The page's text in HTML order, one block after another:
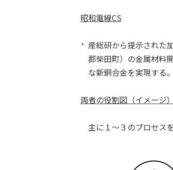
昭和電線CS
産総研から提示された
郡柴田町）の金属材料
な新銅合金を実現する。
両者の役割図（イメージ）
主に１～３のプロセス